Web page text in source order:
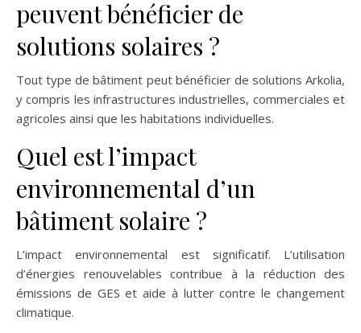
peuvent bénéficier de
solutions solaires ?
Tout type de bâtiment peut bénéficier de solutions Arkolia,
y compris les infrastructures industrielles, commerciales et
agricoles ainsi que les habitations individuelles.
Quel est l’impact
environnemental d’un
bâtiment solaire ?
L’impact environnemental est significatif. L’utilisation
d’énergies renouvelables contribue à la réduction des
émissions de GES et aide à lutter contre le changement
climatique.